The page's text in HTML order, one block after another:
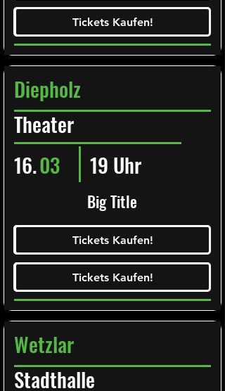
Tickets Kaufen!
Tickets Kaufen!
Diepholz
Theater
Big Title
16.03 19 Uhr
Tickets Kaufen!
Ticketalarm abonieren!
Tickets Kaufen!
Tickets Kaufen!
Tickets Kaufen!
Wetzlar
Stadthalle